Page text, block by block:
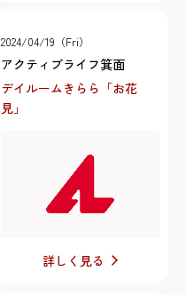
2024/04/19（Fri）
アクティブライフ箕面
デイルームきらら「お花
見」
詳しく見る